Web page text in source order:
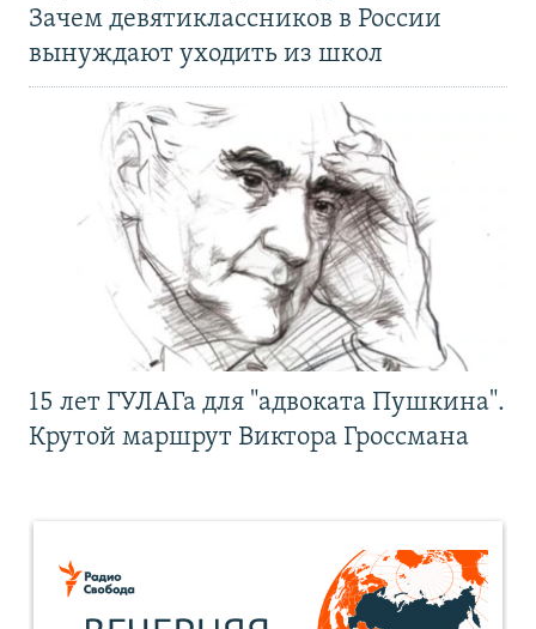
Зачем девятиклассников в России
вынуждают уходить из школ
15 лет ГУЛАГа для "адвоката Пушкина".
Крутой маршрут Виктора Гроссмана